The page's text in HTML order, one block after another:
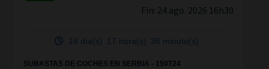
Fin: 24 ago. 2026 16h30
16 día(s) 17 hora(s) 36 minuto(s)
SUBASTAS DE COCHES EN SERBIA - 150724